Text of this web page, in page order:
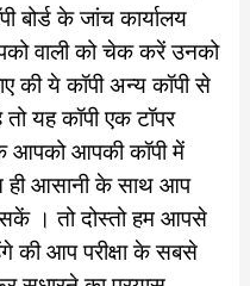
के जांच कार्यालय
वाली को चेक करें उनको
की ये कॉपी अन्य कॉपी से
यह कॉपी एक टॉपर
आपको आपकी कॉपी में
आसानी के साथ आप
सकें । तो दोस्तो हम आपसे
की आप परीक्षा के सबसे